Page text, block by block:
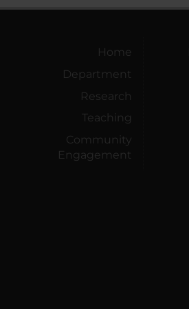
Home
Department
Research
Teaching
Community
Engagement